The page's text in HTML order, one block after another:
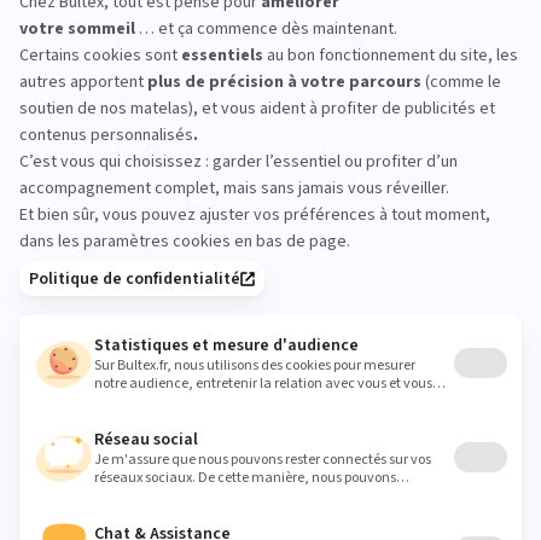
interrogées de février 2019 à mars 2025. Institut
Iligo.
LITRIMARCHE LE BLANC :
essayez avant d’acheter
Rien ne remplace un essai en magasin. Prenez
quelques minutes pour vous allonger, changer de
position et comparer les sensations. Vous repartez
avec un choix validé par votre propre confort.
Heures
Lundi Fermé
Mercredi
Jeudi 09:30 - 12:00 14:00 - 18:30